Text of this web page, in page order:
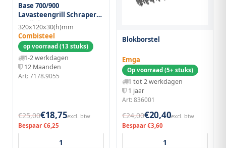
Base 700/900
Lavasteengrill Schraper
Geribd
320x120x30(h)mm
Combisteel
op voorraad (13 stuks)
1-2 werkdagen
12 Maanden
Art: 7178.9055
€25,00€18,75excl. btw
Bespaar €6,25
Blokborstel
Emga
Op voorraad (5+ stuks)
1 tot 2 werkdagen
1 jaar
Art: 836001
€24,00€20,40excl. btw
Bespaar €3,60